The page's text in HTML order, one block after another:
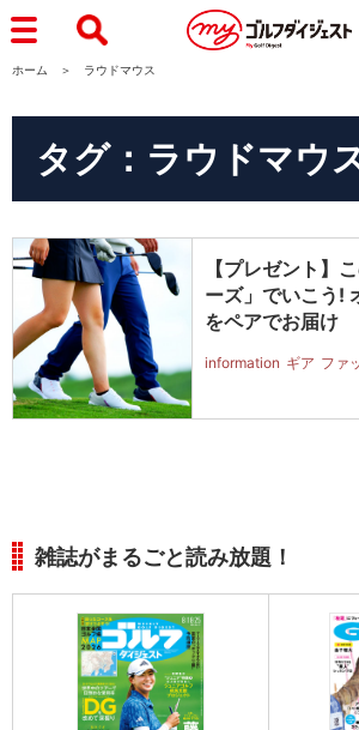
ホーム ラウドマウス
タグ：ラウドマウ
【プレゼント】
ーズ」でいこう!
をペアでお届け
information ギア ファ
雑誌がまるごと読み放題！